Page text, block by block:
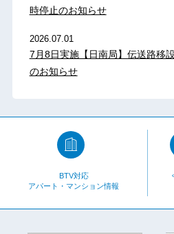
時停止のお知らせ
2026.07.01
7月8日実施【日南局】伝送路移
のお知らせ
BTV対応
アパート・マンション情報